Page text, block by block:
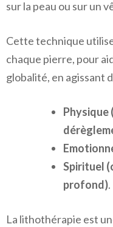
sur la peau ou sur un
Cette technique
chaque pierre, pour
globalité, en agissant
Physique
Spirituel
profond).
La lithothérapie est